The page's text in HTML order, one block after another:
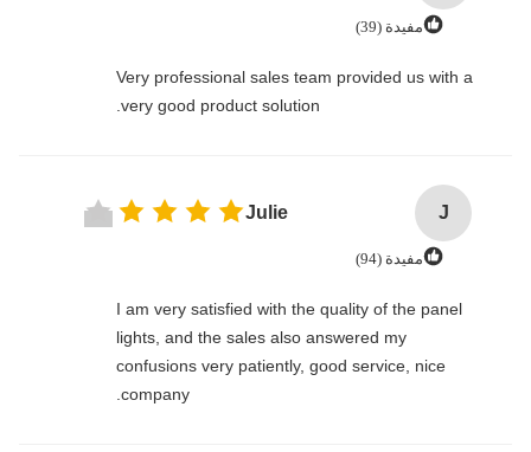
مفيدة (39)
Very professional sales team provided us with a
very good product solution.
J
Julie
مفيدة (94)
I am very satisfied with the quality of the panel
lights, and the sales also answered my
confusions very patiently, good service, nice
company.